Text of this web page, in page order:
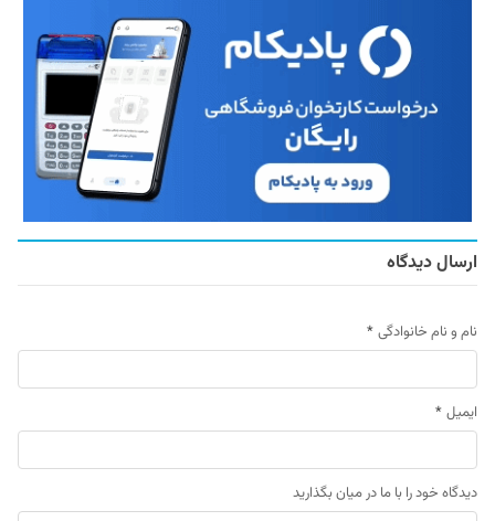
ارسال دیدگاه
نام و نام خانوادگی *
ایمیل *
دیدگاه خود را با ما در میان بگذارید